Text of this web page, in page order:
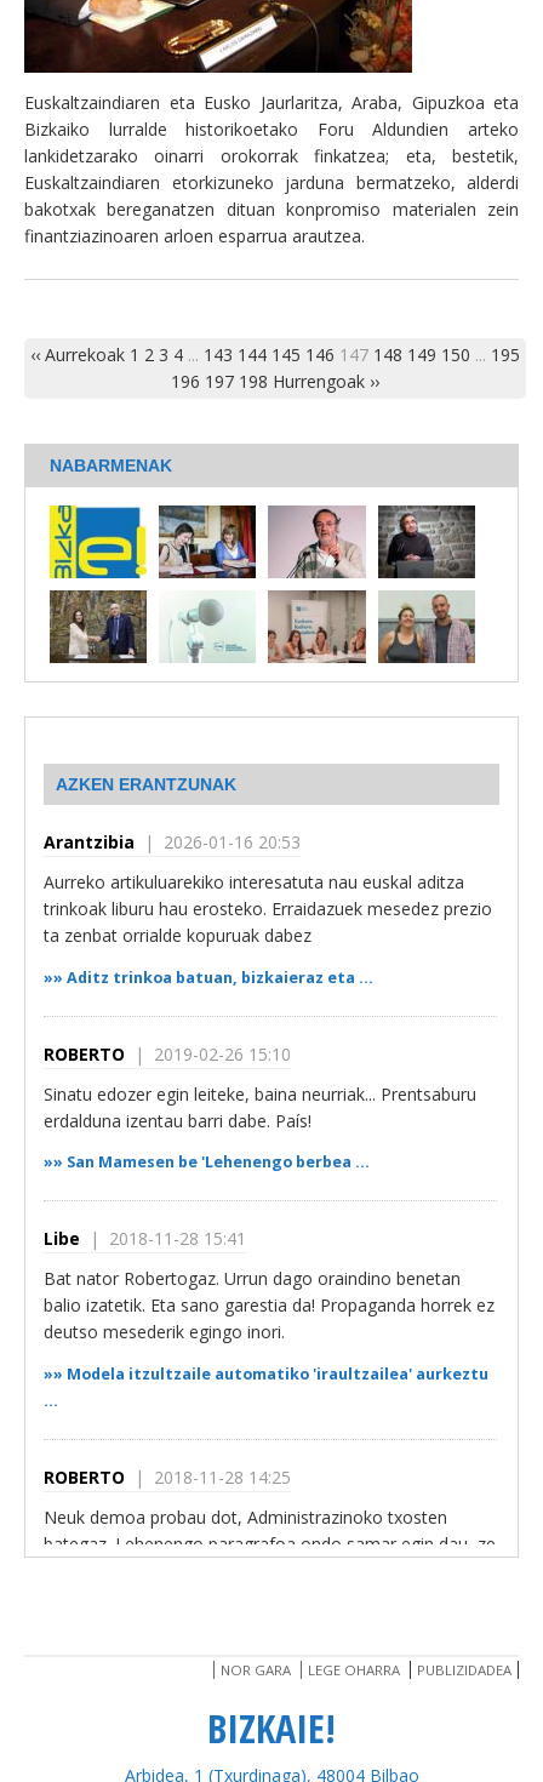
Euskaltzaindiaren eta Eusko Jaurlaritza, Araba, Gipuzkoa eta
Bizkaiko lurralde historikoetako Foru Aldundien arteko
lankidetzarako oinarri orokorrak finkatzea; eta, bestetik,
Euskaltzaindiaren etorkizuneko jarduna bermatzeko, alderdi
bakotxak bereganatzen dituan konpromiso materialen zein
finantziazinoaren arloen esparrua arautzea.
‹‹ Aurrekoak 1 2 3 4 ... 143 144 145 146 147 148 149 150 ... 195
196 197 198 Hurrengoak ››
NABARMENAK
AZKEN ERANTZUNAK
Arantzibia
| 2026-01-16 20:53
Aurreko artikuluarekiko interesatuta nau euskal aditza
trinkoak liburu hau erosteko. Erraidazuek mesedez prezio
ta zenbat orrialde kopuruak dabez
»» Aditz trinkoa batuan, bizkaieraz eta ...
ROBERTO | 2019-02-26 15:10
Sinatu edozer egin leiteke, baina neurriak... Prentsaburu
erdalduna izentau barri dabe. País!
»» San Mamesen be 'Lehenengo berbea ...
Libe | 2018-11-28 15:41
Bat nator Robertogaz. Urrun dago oraindino benetan
balio izatetik. Eta sano garestia da! Propaganda horrek ez
deutso mesederik egingo inori.
»» Modela itzultzaile automatiko 'iraultzailea' aurkeztu
...
ROBERTO | 2018-11-28 14:25
Neuk demoa probau dot, Administrazinoko txosten
bategaz. Lehenengo paragrafoa ondo samar egin dau, ze
| 2017-06-07 15:10
NOR GARA LEGE OHARRA PUBLIZIDADEA
BIZKAIE!
Arbidea, 1 (Txurdinaga), 48004 Bilbao